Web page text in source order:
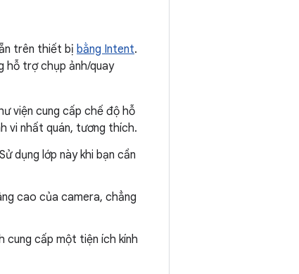
trên thiết bị bằng Intent.
hỗ trợ chụp ảnh/quay
viện cung cấp chế độ hỗ
vi nhất quán, tương thích.
dụng lớp này khi bạn cần
cao của camera, chẳng
cung cấp một tiện ích kính